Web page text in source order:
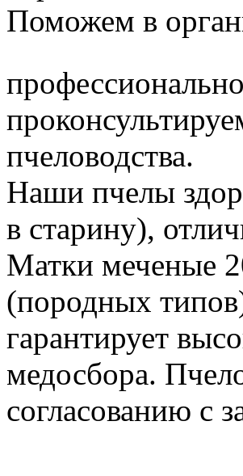
Поможем в
пчеловодства.
Наши пчелы
в старину),
Матки меченые
(породных
гарантирует
медосбора.
согласованию с